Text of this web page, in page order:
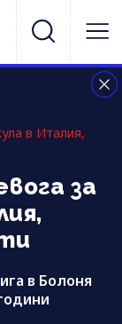
в Италия,
за
в Болоня